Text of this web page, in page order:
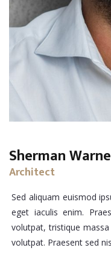
Sherman
Architect
Sed aliquam euismod
eget iaculis enim.
volutpat, tristique
volutpat. Praesent sed